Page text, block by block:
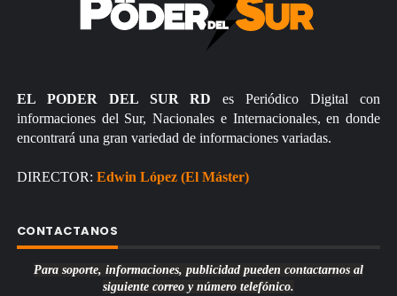
EL PODER DEL SUR RD es Periódico Digital con
informaciones del Sur, Nacionales e Internacionales, en donde
encontrará una gran variedad de informaciones variadas.
DIRECTOR: Edwin López (El Máster)
CONTACTANOS
Para soporte, informaciones, publicidad pueden contactarnos al
siguiente correo y número telefónico.